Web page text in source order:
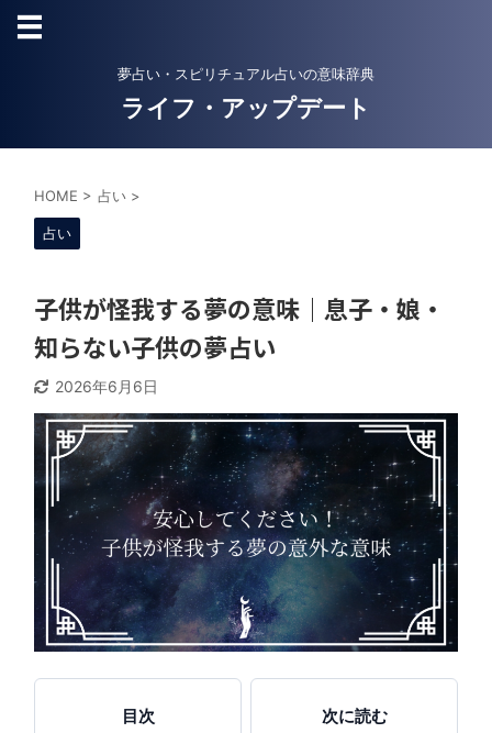
夢占い・スピリチュアル占いの意味辞典
ライフ・アップデート
HOME > 占い >
占い
子供が怪我する夢の意味｜息子・娘・
知らない子供の夢占い
2026年6月6日
目次 次に読む